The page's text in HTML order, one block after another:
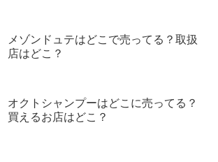
メゾンドュテはどこで売ってる？取扱
店はどこ？
オクトシャンプーはどこに売ってる？
買えるお店はどこ？